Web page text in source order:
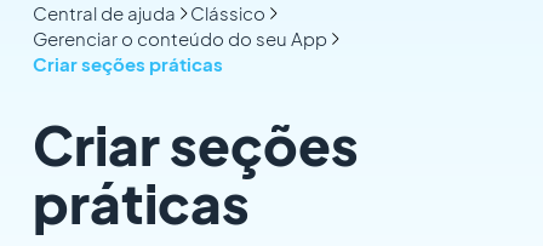
Central de ajuda
Clássico
Gerenciar o conteúdo do seu App
Criar seções práticas
Criar seções
práticas